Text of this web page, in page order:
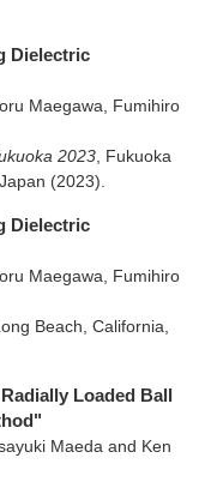
Dielectric
Maegawa, Fumihiro
2023 Fukuoka
(2023)
Dielectric
Maegawa, Fumihiro
Beach, California,
Loaded Ball
Maeda and Ken